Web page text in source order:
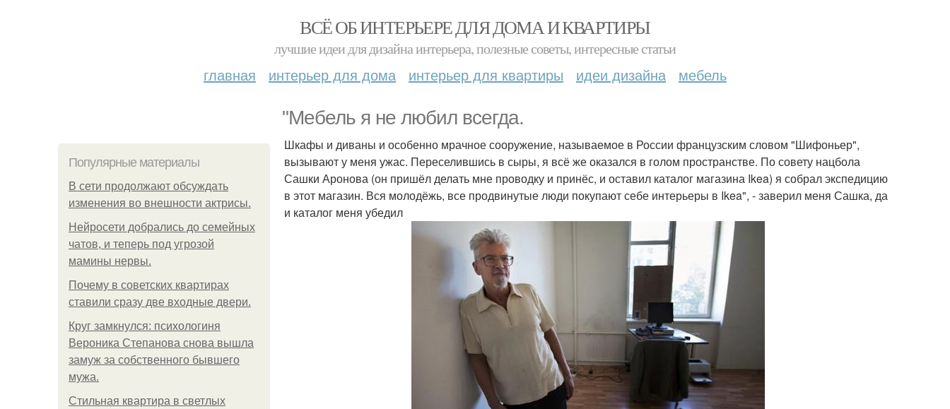
ВСЁ ОБ ИНТЕРЬЕРЕ ДЛЯ ДОМА И КВАРТИРЫ
лучшие идеи для дизайна интерьера, полезные советы, интересные статьи
главная интерьер для дома интерьер для квартиры идеи дизайна мебель
"Мебель я не любил всегда.
Популярные материалы
В сети продолжают обсуждать
изменения во внешности актрисы.
Нейросети добрались до семейных
чатов, и теперь под угрозой
мамины нервы.
Почему в советских квартирах
ставили сразу две входные двери.
Круг замкнулся: психологиня
Вероника Степанова снова вышла
замуж за собственного бывшего
мужа.
Стильная квартира в светлых
Шкафы и диваны и особенно мрачное сооружение, называемое в России французским словом "Шифоньер",
вызывают у меня ужас. Переселившись в сыры, я всё же оказался в голом пространстве. По совету нацбола
Сашки Аронова (он пришёл делать мне проводку и принёс, и оставил каталог магазина Ikea) я собрал экспедицию
в этот магазин. Вся молодёжь, все продвинутые люди покупают себе интерьеры в Ikea", - заверил меня Сашка, да
и каталог меня убедил